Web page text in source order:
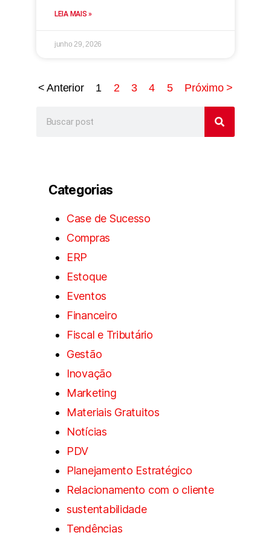
LEIA MAIS »
junho 29, 2026
< Anterior 1 2 3 4 5 Próximo >
Categorias
Case de Sucesso
Compras
ERP
Estoque
Eventos
Financeiro
Fiscal e Tributário
Gestão
Inovação
Marketing
Materiais Gratuitos
Notícias
PDV
Planejamento Estratégico
Relacionamento com o cliente
sustentabilidade
Tendências